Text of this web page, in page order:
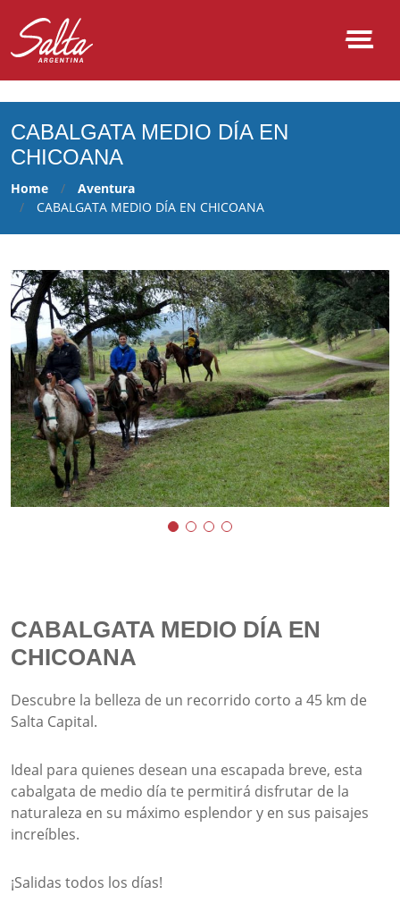
CABALGATA MEDIO DÍA EN
CHICOANA
Home
Aventura
CABALGATA MEDIO DÍA EN CHICOANA
CABALGATA MEDIO DÍA EN
CHICOANA
Descubre la belleza de un recorrido corto a 45 km de
Salta Capital.
Ideal para quienes desean una escapada breve, esta
cabalgata de medio día te permitirá disfrutar de la
naturaleza en su máximo esplendor y en sus paisajes
increíbles.
¡Salidas todos los días!